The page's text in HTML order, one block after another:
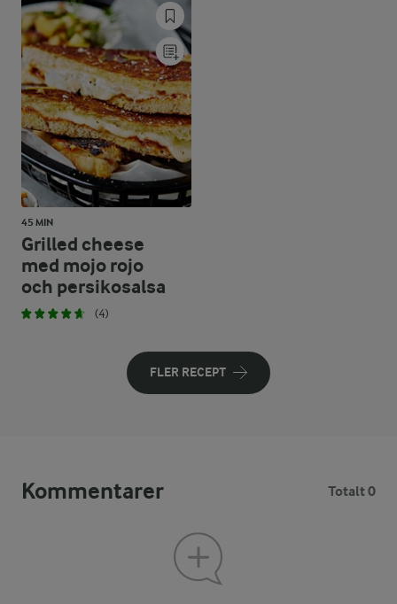
45 MIN
Grilled cheese
med mojo rojo
och persikosalsa
(4)
FLER RECEPT
Kommentarer Totalt 0